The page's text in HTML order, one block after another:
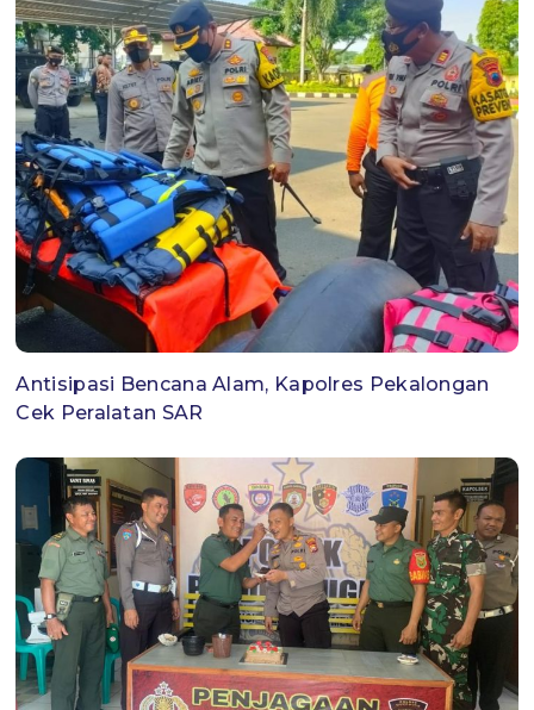
Antisipasi Bencana Alam, Kapolres Pekalongan
Cek Peralatan SAR